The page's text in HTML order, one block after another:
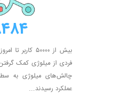
بیش از ۵۰۰۰۰
فردی از میلوژی کمک
چالش‌های میلوژی به
عملکرد رسیدند...